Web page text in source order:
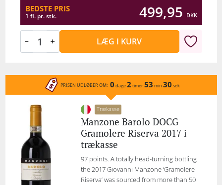
BEDSTE PRIS
1 fl. pr. stk. 499,95 DKK
LÆG I KURV
PRISEN UDLØBER OM: 0 dage2 timer53 min 30 sek
Trækasse
Manzone Barolo DOCG
Gramolere Riserva 2017 i
trækasse
97 points. A totally head-turning bottling
the 2017 Giovanni Manzone ‘Gramolere
Riserva’ was sourced from more than 50